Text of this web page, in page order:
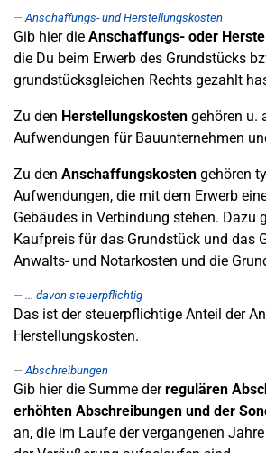
Anschaffungs- und Herstellungskosten
Gib hier die Anschaffungs- oder
die Du beim Erwerb des Grundstücks
grundstücksgleichen Rechts gezahlt
Zu den Herstellungskosten gehören u.
Aufwendungen für Bauunternehmen
Zu den Anschaffungskosten gehören
Aufwendungen, die mit dem Erwerb
Gebäudes in Verbindung stehen. Dazu
Kaufpreis für das Grundstück und das
Anwalts- und Notarkosten und die
... davon steuerpflichtig
Das ist der steuerpflichtige Anteil der
Herstellungskosten.
Abschreibungen
Gib hier die Summe derregulären
erhöhten Abschreibungen und der
an, die im Laufe der vergangenen